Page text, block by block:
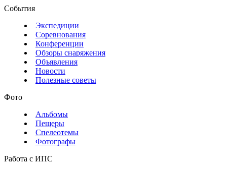
События
Экспедиции
Соревнования
Конференции
Обзоры снаряжения
Объявления
Новости
Полезные советы
Фото
Альбомы
Пещеры
Спелеотемы
Фотографы
Работа с ИПС